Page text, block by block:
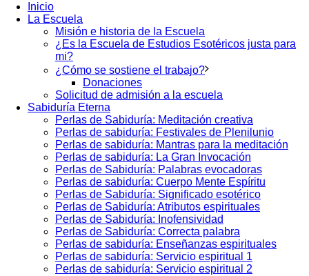
Inicio
La Escuela
Misión e historia de la Escuela
¿Es la Escuela de Estudios Esotéricos justa para
mi?
¿Cómo se sostiene el trabajo?
Donaciones
Solicitud de admisión a la escuela
Sabiduría Eterna
Perlas de Sabiduría: Meditación creativa
Perlas de sabiduría: Festivales de Plenilunio
Perlas de sabiduría: Mantras para la meditación
Perlas de sabiduría: La Gran Invocación
Perlas de Sabiduría: Palabras evocadoras
Perlas de sabiduría: Cuerpo Mente Espíritu
Perlas de Sabiduría: Significado esotérico
Perlas de Sabiduría: Atributos espirituales
Perlas de Sabiduría: Inofensividad
Perlas de Sabiduría: Correcta palabra
Perlas de sabiduría: Enseñanzas espirituales
Perlas de sabiduría: Servicio espiritual 1
Perlas de sabiduría: Servicio espiritual 2